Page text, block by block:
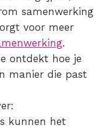
samenwerking
voor meer
.
ontdekt hoe je
manier die past
kunnen het